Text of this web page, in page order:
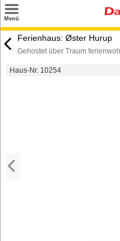
Menü
Suchen
Ferienhaus: Øster Hurup
Gehostet über Traum
Haus-Nr. 10254